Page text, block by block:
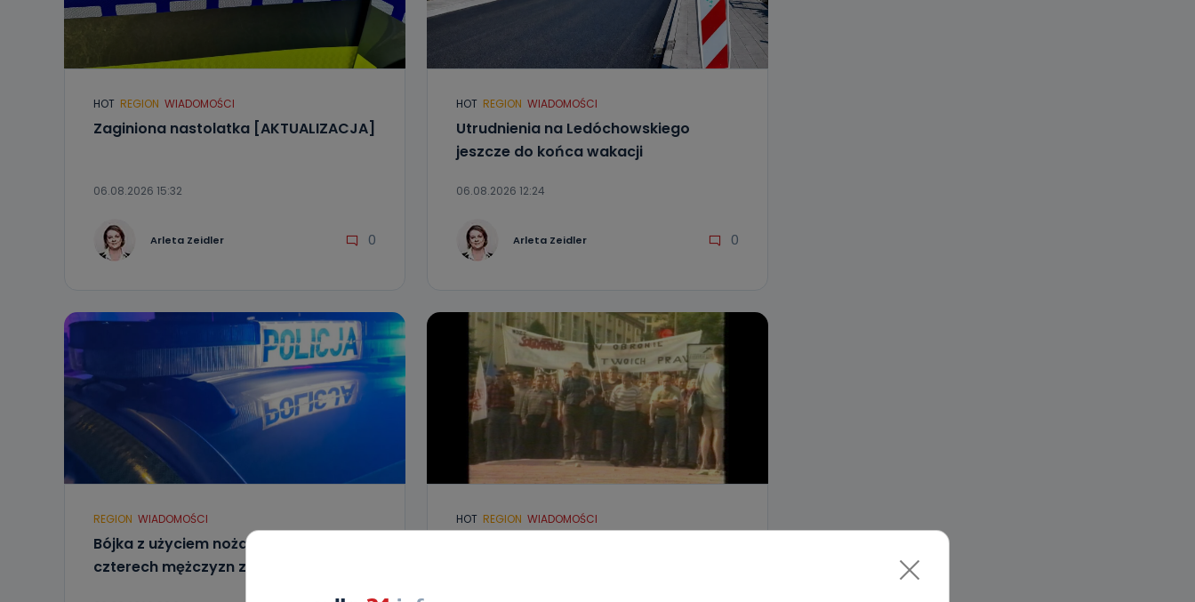
HOT REGION WIADOMOŚCI
Zaginiona nastolatka [AKTUALIZACJA]
06.08.2026 15:32
Arleta Zeidler 0
HOT REGION WIADOMOŚCI
Utrudnienia na Ledóchowskiego
jeszcze do końca wakacji
06.08.2026 12:24
Arleta Zeidler 0
REGION WIADOMOŚCI
Bójka z użyciem noża. Zatrzymano
czterech mężczyzn z Ostrowa
HOT REGION WIADOMOŚCI